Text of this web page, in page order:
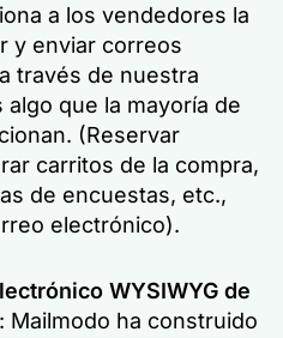
a los vendedores la
y enviar correos
través de nuestra
que la mayoría de
(Reservar
carritos de la compra,
de encuestas, etc.,
electrónico).
WYSIWYG de
: Mailmodo ha construido